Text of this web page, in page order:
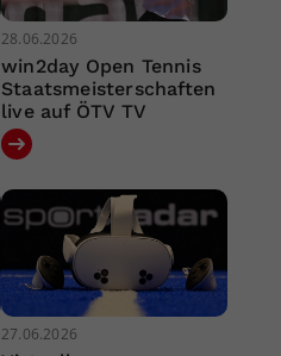
28.06.2026
win2day Open Tennis
Staatsmeisterschaften
live auf ÖTV TV
27.06.2026